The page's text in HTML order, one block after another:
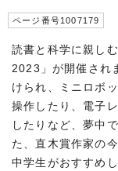
ページ番号1007179
読書と科学に親し
2023」が開催され
けられ、ミニロボ
操作したり、電子
したりなど、夢中
た、直木賞作家の
中学生がおすすめ